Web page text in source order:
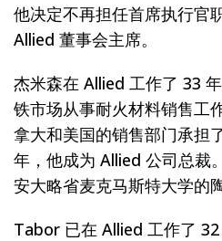
他决定不再担任首席执行官
Allied 董事会主席。
杰米森在 Allied 工作了 33
铁市场从事耐火材料销售工
拿大和美国的销售部门承担
年，他成为 Allied 公司总裁
安大略省麦克马斯特大学的
Tabor 已在 Allied 工作了